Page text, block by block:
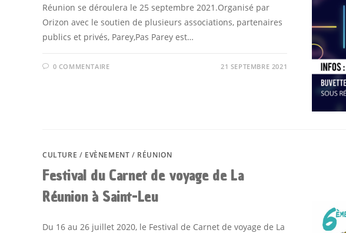
Réunion se déroulera le 25 septembre 2021.Organisé par
Orizon avec le soutien de plusieurs associations, partenaires
publics et privés, Parey,Pas Parey est…
0 COMMENTAIRE 21 SEPTEMBRE 2021
CULTURE / EVÈNEMENT / RÉUNION
Festival du Carnet de voyage de La
Réunion à Saint-Leu
Du 16 au 26 juillet 2020, le Festival de Carnet de voyage de La